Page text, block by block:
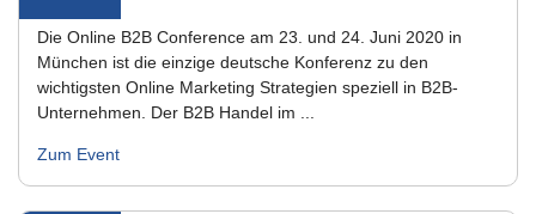
Die Online B2B Conference am 23. und 24. Juni 2020 in
München ist die einzige deutsche Konferenz zu den
wichtigsten Online Marketing Strategien speziell in B2B-
Unternehmen. Der B2B Handel im ...
Zum Event